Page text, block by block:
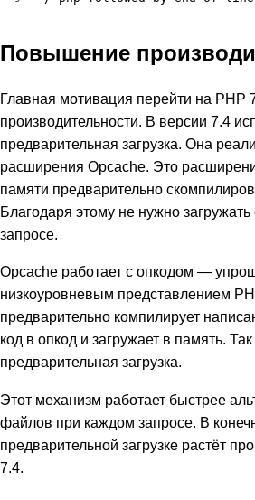
Повышение
Главная мотивация перейти на
производительности. В версии 7.4
предварительная загрузка. Она
расширения Opcache. Это
памяти предварительно
Благодаря этому не нужно
запросе.
Opcache работает с опкодом —
низкоуровневым представлением
предварительно компилирует
код в опкод и загружает в память.
предварительная загрузка.
Этот механизм работает быстрее
файлов при каждом запросе. В
предварительной загрузке растёт
7.4.